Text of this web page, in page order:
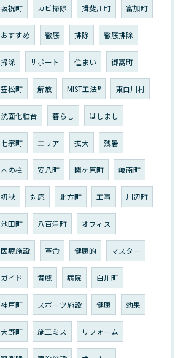
坂祝町 カビ掃除 揖斐川町 富加町
おすすめ 徹底 排除 徹底排除
掃除 サポート 住まい 御嵩町
笠松町 解放 MIST工法®︎ 東白川村
洗面化粧台 暮らし はしまし
七宗町 エリア 拡大 残暑
木の柱 安八町 関ヶ原町 岐南町
初秋 対応 北方町 工事 川辺町
池田町 八百津町 オフィス
医療施設 革命 健康的 マスター
ガイド 脅威 病院 白川町
神戸町 スポーツ施設 健康 効果
大野町 施工ミス リフォーム